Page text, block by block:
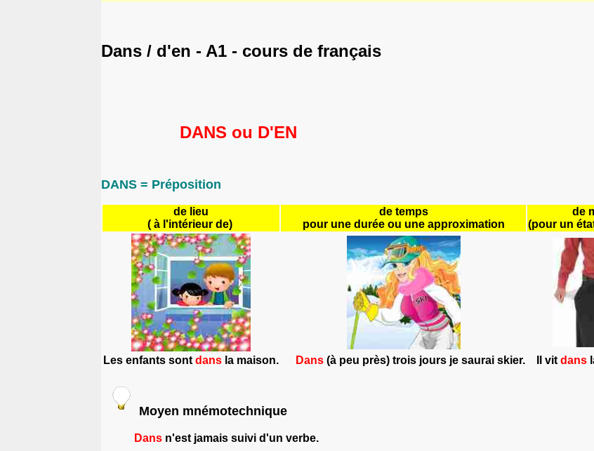
Dans / d'en - A1 - cours de français
DANS ou D'EN
DANS = Préposition
de lieu
( à l'intérieur de)
de temps
pour une durée ou une approximation
de
(pour un
Les enfants sont dans la maison. Dans (à peu près) trois jours je saurai skier. Il vit dans
Moyen mnémotechnique
Dans n'est jamais suivi d'un verbe.